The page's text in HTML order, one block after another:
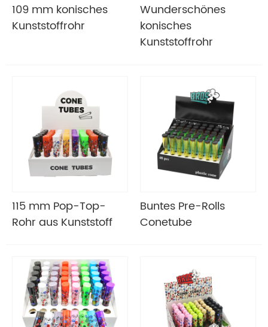
109 mm konisches
Kunststoffrohr
Wunderschönes
konisches
Kunststoffrohr
115 mm Pop-Top-
Rohr aus Kunststoff
Buntes Pre-Rolls
Conetube